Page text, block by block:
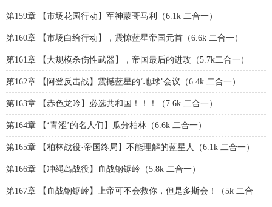
第159章 【市场花园行动】军神蒙哥马利（6.1k 二合一）
第160章 【市场白给行动】，震惊蓝星帝国元首（6.6k 二合一）
第161章 【大规模杀伤性武器】，帝国最后的进攻（5.7k二合一）
第162章 【阿登反击战】震撼蓝星的‘地球’会议（6.4k 二合一）
第163章 【赤色龙吟】必选共和国！！！（7.6k 二合一）
第164章 【‘青涩’的名人们】瓜分柏林（6.6k 二合一）
第165章 【柏林战役·帝国终局】不能理解的蓝星人（6.1k 二合一）
第166章 【冲绳岛战役】血战钢锯岭（5.8k 二合一）
第167章 【血战钢锯岭】上帝可不会救你，但是多斯会！（5k 二合